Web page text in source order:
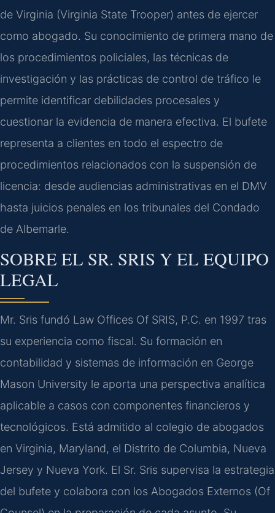
de Virginia (Virginia State Trooper) antes de ejercer
como abogado. Su conocimiento de primera mano de
los procedimientos policiales, las técnicas de
investigación y las prácticas de control de tráfico le
permite identificar debilidades procesales y
cuestionar la evidencia de manera efectiva. El bufete
representa a clientes en todo el espectro de
procedimientos relacionados con la suspensión de
licencia: desde audiencias administrativas en el DMV
hasta juicios penales en los tribunales del Condado
de Albemarle.
SOBRE EL SR. SRIS Y EL EQUIPO
LEGAL
Mr. Sris fundó Law Offices Of SRIS, P.C. en 1997 tras
su experiencia como fiscal. Su formación en
contabilidad y sistemas de información en George
Mason University le aporta una perspectiva analítica
aplicable a casos con componentes financieros y
tecnológicos. Está admitido al colegio de abogados
en Virginia, Maryland, el Distrito de Columbia, Nueva
Jersey y Nueva York. El Sr. Sris supervisa la estrategia
del bufete y colabora con los Abogados Externos (Of